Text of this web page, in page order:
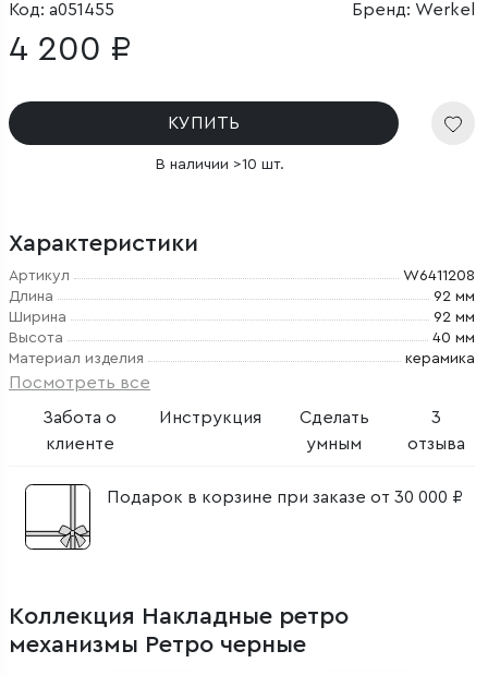
Код: a051455 Бренд: Werkel
4 200 ₽
КУПИТЬ
В наличии >10 шт.
Характеристики
Артикул
W6411208
Длина
92 мм
Ширина
92 мм
Высота
40 мм
Материал изделия
керамика
Посмотреть все
Забота о
клиенте
Инструкция
Сделать
умным
3
отзыва
Подарок в корзине при заказе от 30 000 ₽
Коллекция Накладные ретро
механизмы Ретро черные